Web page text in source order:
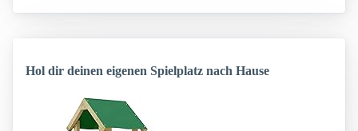
Hol dir deinen eigenen Spielplatz nach Hause